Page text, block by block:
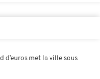
d’euros met la ville sous